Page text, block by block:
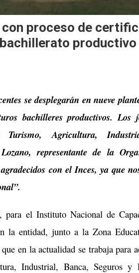
con proceso de
productivo
se desplegarán en nueve
bachilleres productivos. Los
Turismo, Agricultura,
representante de la
con el Inces, ya que
el Instituto Nacional de
la entidad, junto a la Zona
en la actualidad se trabaja
Industrial, Banca, Seguros